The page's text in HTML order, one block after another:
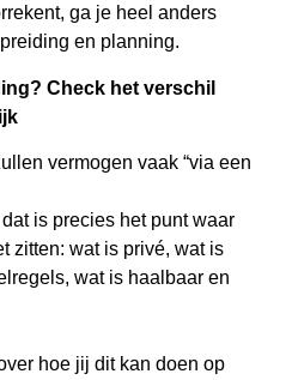
ga je heel anders
en planning.
Check het verschil
vermogen vaak “via een
is precies het punt waar
zitten: wat is privé, wat is
wat is haalbaar en
hoe jij dit kan doen op